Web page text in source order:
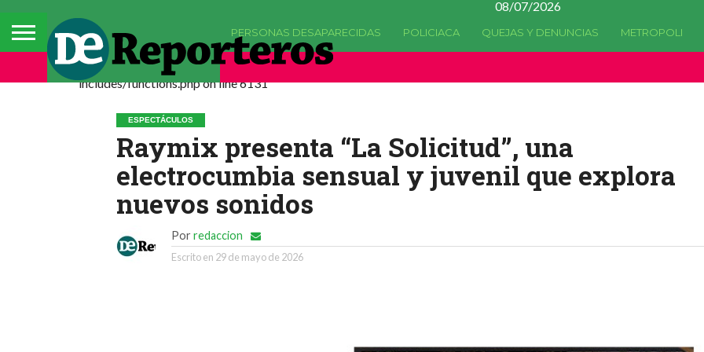
08/07/2026
PERSONAS DESAPARECIDAS POLICIACA QUEJAS Y DENUNCIAS METROPOLI
Deprecated: La función comments_popup_script ha quedado
includes/functions.php on line 6131
ESPECTÁCULOS
Raymix presenta “La Solicitud”, una
electrocumbia sensual y juvenil que explora
nuevos sonidos
Por redaccion
Escrito en 29 de mayo de 2026